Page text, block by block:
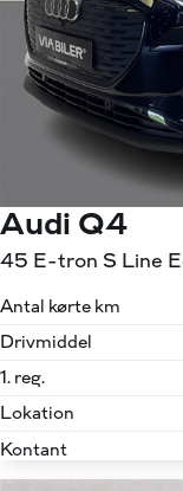
Audi Q4
45 E-tron S Line
Antal kørte km
Drivmiddel
1. reg.
Lokation
Kontant